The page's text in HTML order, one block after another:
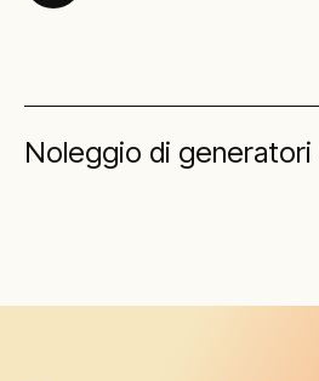
Noleggio di generatori